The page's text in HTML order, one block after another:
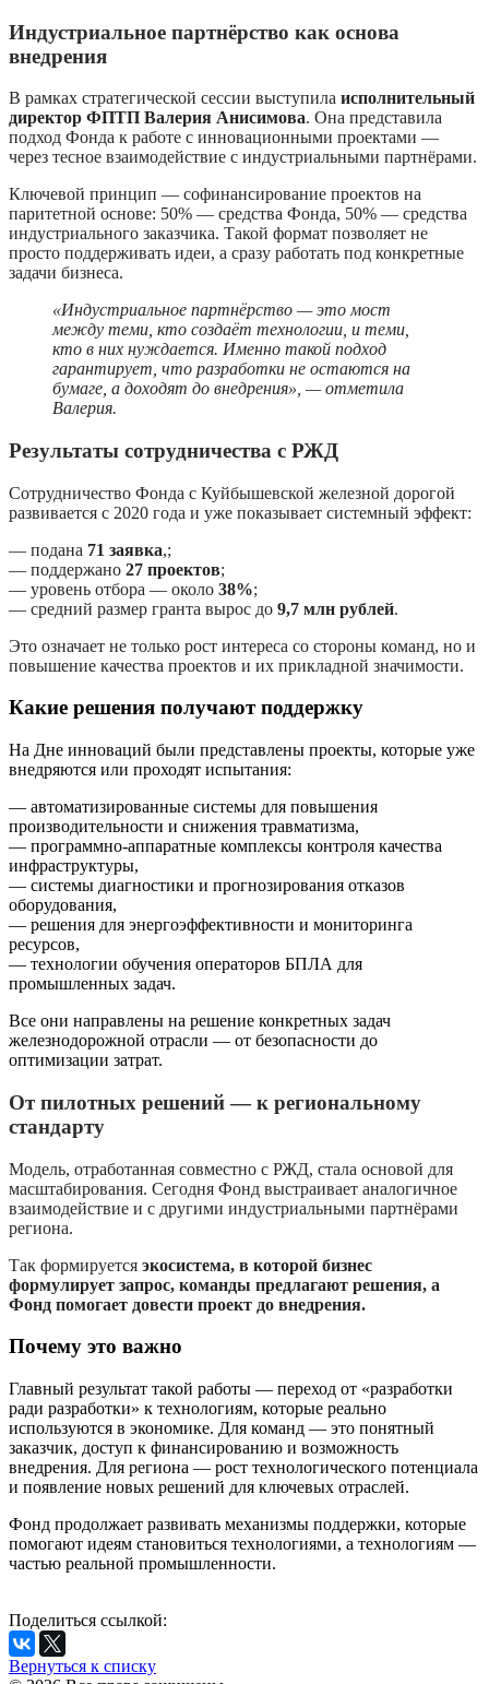
Индустриальное партнёрство как основа
внедрения
В рамках стратегической сессии выступила исполнительный
директор ФПТП Валерия Анисимова. Она представила
подход Фонда к работе с инновационными проектами —
через тесное взаимодействие с индустриальными партнёрами.
Ключевой принцип — софинансирование проектов на
паритетной основе: 50% — средства Фонда, 50% — средства
индустриального заказчика. Такой формат позволяет не
просто поддерживать идеи, а сразу работать под конкретные
задачи бизнеса.
«Индустриальное партнёрство — это мост
между теми, кто создаёт технологии, и теми,
кто в них нуждается. Именно такой подход
гарантирует, что разработки не остаются на
бумаге, а доходят до внедрения», — отметила
Валерия.
Результаты сотрудничества с РЖД
Сотрудничество Фонда с Куйбышевской железной дорогой
развивается с 2020 года и уже показывает системный эффект:
— подана 71 заявка,;
— поддержано 27 проектов;
— уровень отбора — около 38%;
— средний размер гранта вырос до 9,7 млн рублей.
Это означает не только рост интереса со стороны команд, но и
повышение качества проектов и их прикладной значимости.
Какие решения получают поддержку
На Дне инноваций были представлены проекты, которые уже
внедряются или проходят испытания:
— автоматизированные системы для повышения
производительности и снижения травматизма,
— программно-аппаратные комплексы контроля качества
инфраструктуры,
— системы диагностики и прогнозирования отказов
оборудования,
— решения для энергоэффективности и мониторинга
ресурсов,
— технологии обучения операторов БПЛА для
промышленных задач.
Все они направлены на решение конкретных задач
железнодорожной отрасли — от безопасности до
оптимизации затрат.
От пилотных решений — к региональному
стандарту
Модель, отработанная совместно с РЖД, стала основой для
масштабирования. Сегодня Фонд выстраивает аналогичное
взаимодействие и с другими индустриальными партнёрами
региона.
Так формируется экосистема, в которой бизнес
формулирует запрос, команды предлагают решения, а
Фонд помогает довести проект до внедрения.
Почему это важно
Главный результат такой работы — переход от «разработки
ради разработки» к технологиям, которые реально
используются в экономике. Для команд — это понятный
заказчик, доступ к финансированию и возможность
внедрения. Для региона — рост технологического потенциала
и появление новых решений для ключевых отраслей.
Фонд продолжает развивать механизмы поддержки, которые
помогают идеям становиться технологиями, а технологиям —
частью реальной промышленности.
Поделиться ссылкой:
Вернуться к списку